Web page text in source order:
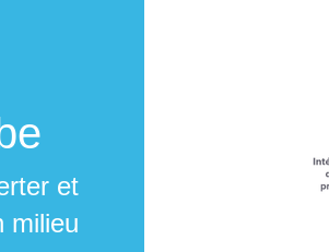
et
milieu